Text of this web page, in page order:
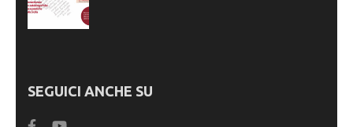
SEGUICI ANCHE SU